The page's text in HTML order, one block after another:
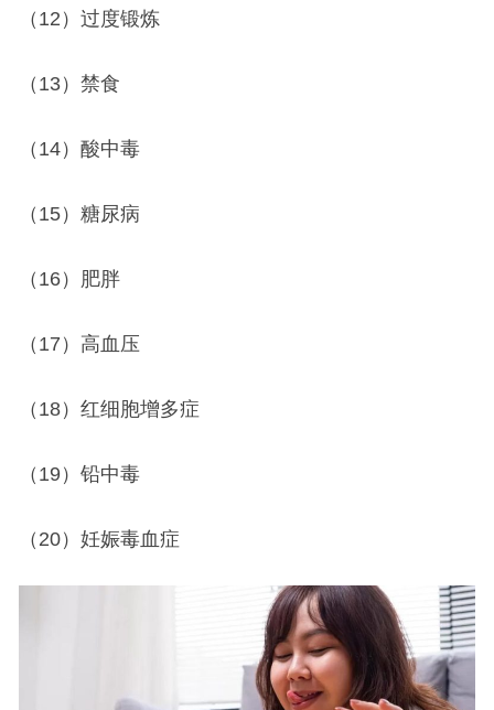
（12）过度锻炼
（13）禁食
（14）酸中毒
（15）糖尿病
（16）肥胖
（17）高血压
（18）红细胞增多症
（19）铅中毒
（20）妊娠毒血症